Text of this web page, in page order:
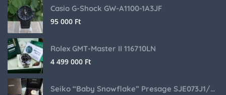
Casio G-Shock GW-A1100-1A3JF
95 000 Ft
Rolex GMT-Master II 116710LN
4 499 000 Ft
Seiko “Baby Snowflake” Presage SJE073J1/SARA015 Limited Edition